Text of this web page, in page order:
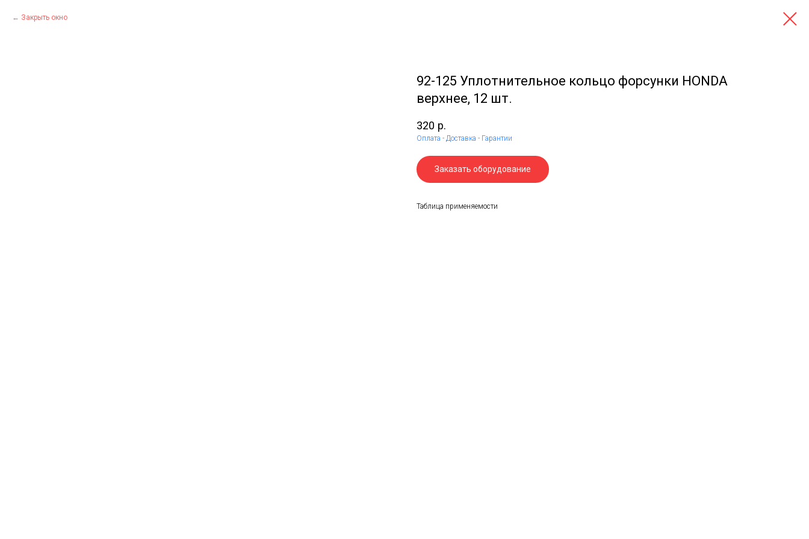
Закрыть окно
92-125 Уплотнительное кольцо форсунки HONDA
верхнее, 12 шт.
320 р.
Оплата - Доставка - Гарантии
Заказать оборудование
Таблица применяемости